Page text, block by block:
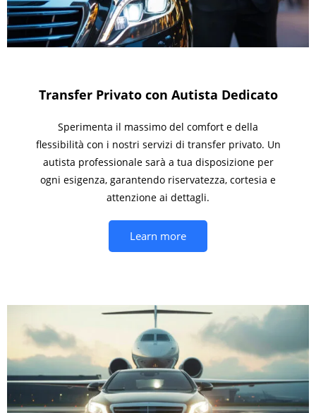
Transfer Privato con Autista Dedicato
Sperimenta il massimo del comfort e della
flessibilità con i nostri servizi di transfer privato. Un
autista professionale sarà a tua disposizione per
ogni esigenza, garantendo riservatezza, cortesia e
attenzione ai dettagli.
Learn more